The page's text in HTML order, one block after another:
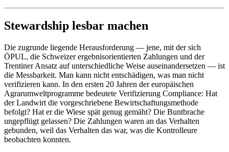
Stewardship lesbar machen
Die zugrunde liegende Herausforderung — jene, mit der sich
ÖPUL, die Schweizer ergebnisorientierten Zahlungen und der
Trentiner Ansatz auf unterschiedliche Weise auseinandersetzen — ist
die Messbarkeit. Man kann nicht entschädigen, was man nicht
verifizieren kann. In den ersten 20 Jahren der europäischen
Agrarumweltprogramme bedeutete Verifizierung Compliance: Hat
der Landwirt die vorgeschriebene Bewirtschaftungsmethode
befolgt? Hat er die Wiese spät genug gemäht? Die Buntbrache
ungepflügt gelassen? Die Zahlungen waren an das Verhalten
gebunden, weil das Verhalten das war, was die Kontrolleure
beobachten konnten.